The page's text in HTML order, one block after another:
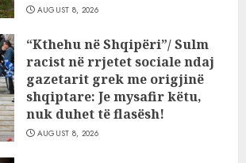
AUGUST 8, 2026
“Kthehu në Shqipëri”/ Sulm
racist në rrjetet sociale ndaj
gazetarit grek me origjinë
shqiptare: Je mysafir këtu,
nuk duhet të flasësh!
AUGUST 8, 2026